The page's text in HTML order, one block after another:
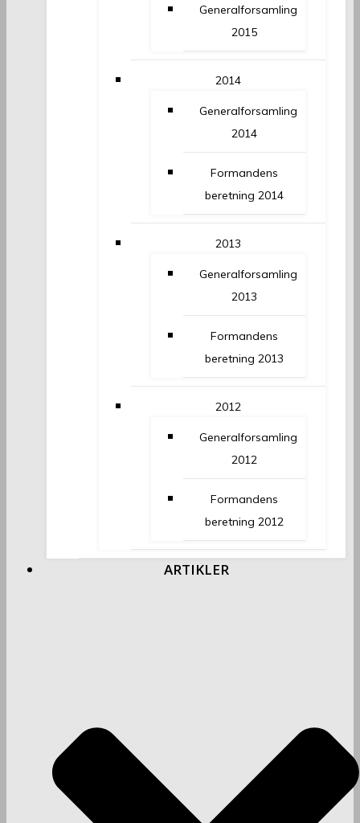
Generalforsamling
2015
2014
Generalforsamling
2014
Formandens
beretning 2014
2013
Generalforsamling
2013
Formandens
beretning 2013
2012
Generalforsamling
2012
Formandens
beretning 2012
ARTIKLER